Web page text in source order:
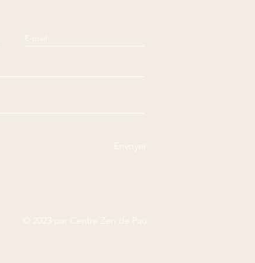
Envoyer
© 2023 par Centre Zen de Pau